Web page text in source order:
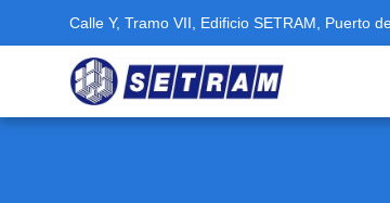
Calle Y, Tramo VII, Edificio SETRAM, Puerto